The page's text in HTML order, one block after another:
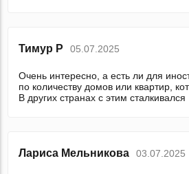
Тимур Р 05.07.2025
Очень интересно, а есть ли для
по количеству домов или квартир,
В других странах с этим сталкивался
Лариса Мельникова 03.07.2025